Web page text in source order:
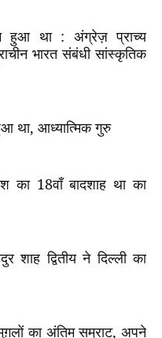
हुआ था : अंग्रेज़ प्राच्य
भारत संबंधी सांस्कृतिक
था, आध्यात्मिक गुरु
का 18वाँ बादशाह था का
शाह द्वितीय ने दिल्ली का
का अंतिम सम्राट,अपने